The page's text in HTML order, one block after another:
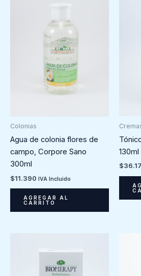
Colonias
Agua de colonia flores de
campo, Corpore Sano
300ml
$11.390 IVA Incluido
AGREGAR AL
CARRITO
130ml
$